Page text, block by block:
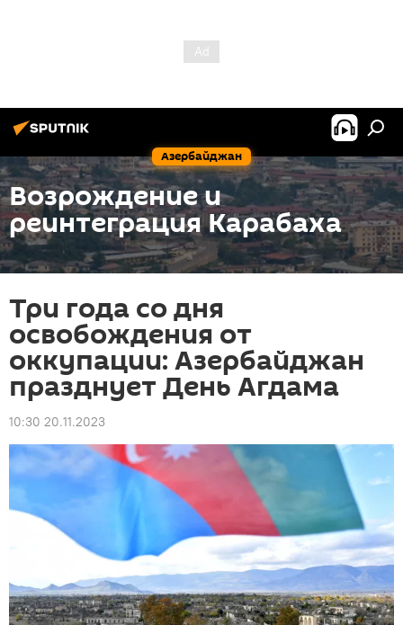
Азербайджан
Возрождение и
реинтеграция Карабаха
Три года со дня
освобождения от
оккупации: Азербайджан
празднует День Агдама
10:30 20.11.2023